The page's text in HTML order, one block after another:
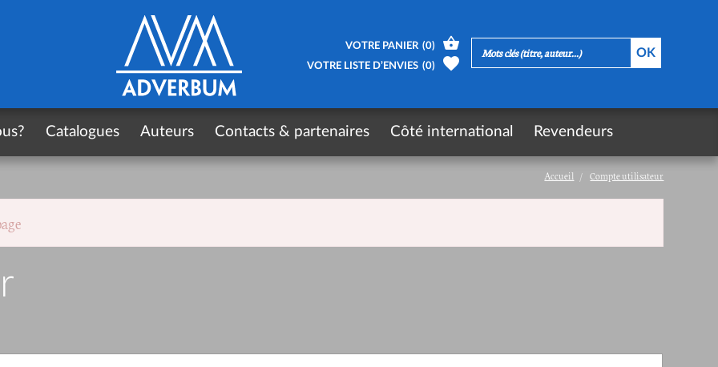
Accueil Compte utilisateur
VOTRE PANIER (0)
VOTRE LISTE D’ENVIES (0)
Catalogues Auteurs Contacts & partenaires Côté international Revendeurs